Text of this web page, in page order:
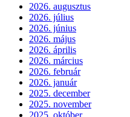
2026. augusztus
2026. július
2026. június
2026. május
2026. április
2026. március
2026. február
2026. január
2025. december
2025. november
2025. október